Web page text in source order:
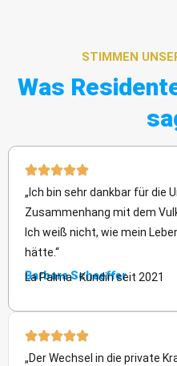
STIMMEN
Was
„Ich bin sehr dankbar für die
Zusammenhang mit dem
Ich weiß nicht, wie mein
hätte.“
Barbara Schaeffer
La Palma · Kundin seit 2021
„Der Wechsel in die private